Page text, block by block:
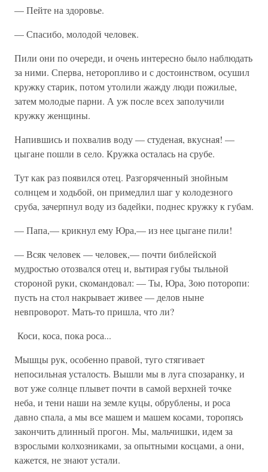
— Пейте на здоровье.
— Спасибо, молодой человек.
Пили они по очереди, и очень интересно было наблюдать
за ними. Сперва, неторопливо и с достоинством, осушил
кружку старик, потом утолили жажду люди пожилые,
затем молодые парни. А уж после всех заполучили
кружку женщины.
Напившись и похвалив воду — студеная, вкусная! —
цыгане пошли в село. Кружка осталась на срубе.
Тут как раз появился отец. Разгоряченный знойным
солнцем и ходьбой, он примедлил шаг у колодезного
сруба, зачерпнул воду из бадейки, поднес кружку к губам.
— Папа,— крикнул ему Юра,— из нее цыгане пили!
— Всяк человек — человек,— почти библейской
мудростью отозвался отец и, вытирая губы тыльной
стороной руки, скомандовал: — Ты, Юра, Зою поторопи:
пусть на стол накрывает живее — делов ныне
невпроворот. Мать-то пришла, что ли?
Коси, коса, пока роса...
Мышцы рук, особенно правой, туго стягивает
непосильная усталость. Вышли мы в луга спозаранку, и
вот уже солнце плывет почти в самой верхней точке
неба, и тени наши на земле куцы, обрублены, и роса
давно спала, а мы все машем и машем косами, торопясь
закончить длинный прогон. Мы, мальчишки, идем за
взрослыми колхозниками, за опытными косцами, а они,
кажется, не знают устали.